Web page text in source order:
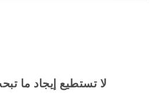
لا تستطيع إيجاد ما